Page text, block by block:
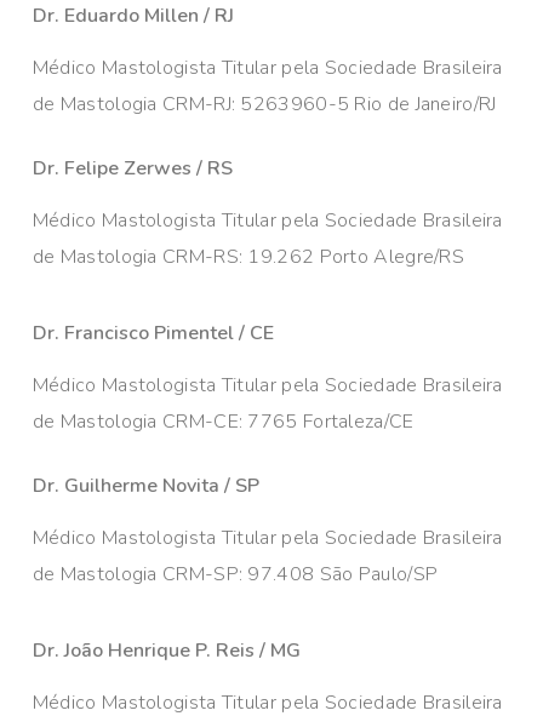
Dr. Eduardo Millen / RJ
Médico Mastologista Titular pela Sociedade Brasileira
de Mastologia CRM-RJ: 5263960-5 Rio de Janeiro/RJ
Dr. Felipe Zerwes / RS
Médico Mastologista Titular pela Sociedade Brasileira
de Mastologia CRM-RS: 19.262 Porto Alegre/RS
Dr. Francisco Pimentel / CE
Médico Mastologista Titular pela Sociedade Brasileira
de Mastologia CRM-CE: 7765 Fortaleza/CE
Dr. Guilherme Novita / SP
Médico Mastologista Titular pela Sociedade Brasileira
de Mastologia CRM-SP: 97.408 São Paulo/SP
Dr. João Henrique P. Reis / MG
Médico Mastologista Titular pela Sociedade Brasileira